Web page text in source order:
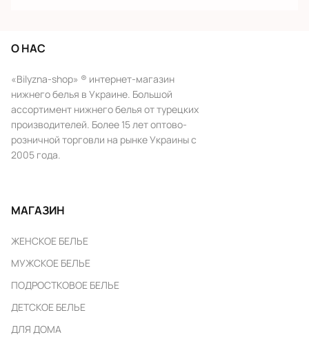
О НАС
«Bilyzna-shop» ® интернет-магазин
нижнего белья в Украине. Большой
ассортимент нижнего белья от турецких
производителей. Более 15 лет оптово-
розничной торговли на рынке Украины с
2005 года.
МАГАЗИН
ЖЕНСКОЕ БЕЛЬЕ
МУЖСКОЕ БЕЛЬЕ
ПОДРОСТКОВОЕ БЕЛЬЕ
ДЕТСКОЕ БЕЛЬЕ
ДЛЯ ДОМА